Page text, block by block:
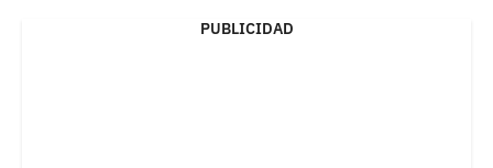
PUBLICIDAD